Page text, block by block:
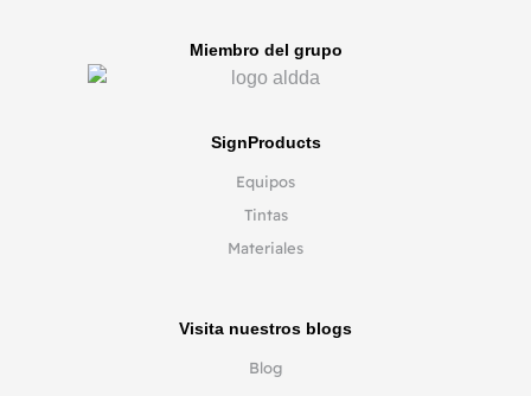
Miembro del grupo
SignProducts
Equipos
Tintas
Materiales
Visita nuestros blogs
Blog